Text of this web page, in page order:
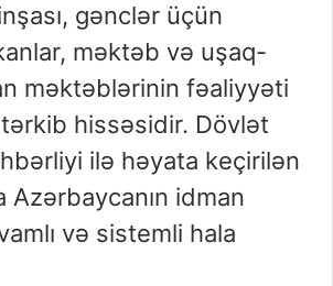
gənclər üçün
məktəb və uşaq-
məktəblərinin fəaliyyəti
hissəsidir. Dövlət
ilə həyata keçirilən
Azərbaycanın idman
və sistemli hala